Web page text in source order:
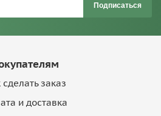
Подписаться
сделать заказ
и доставка